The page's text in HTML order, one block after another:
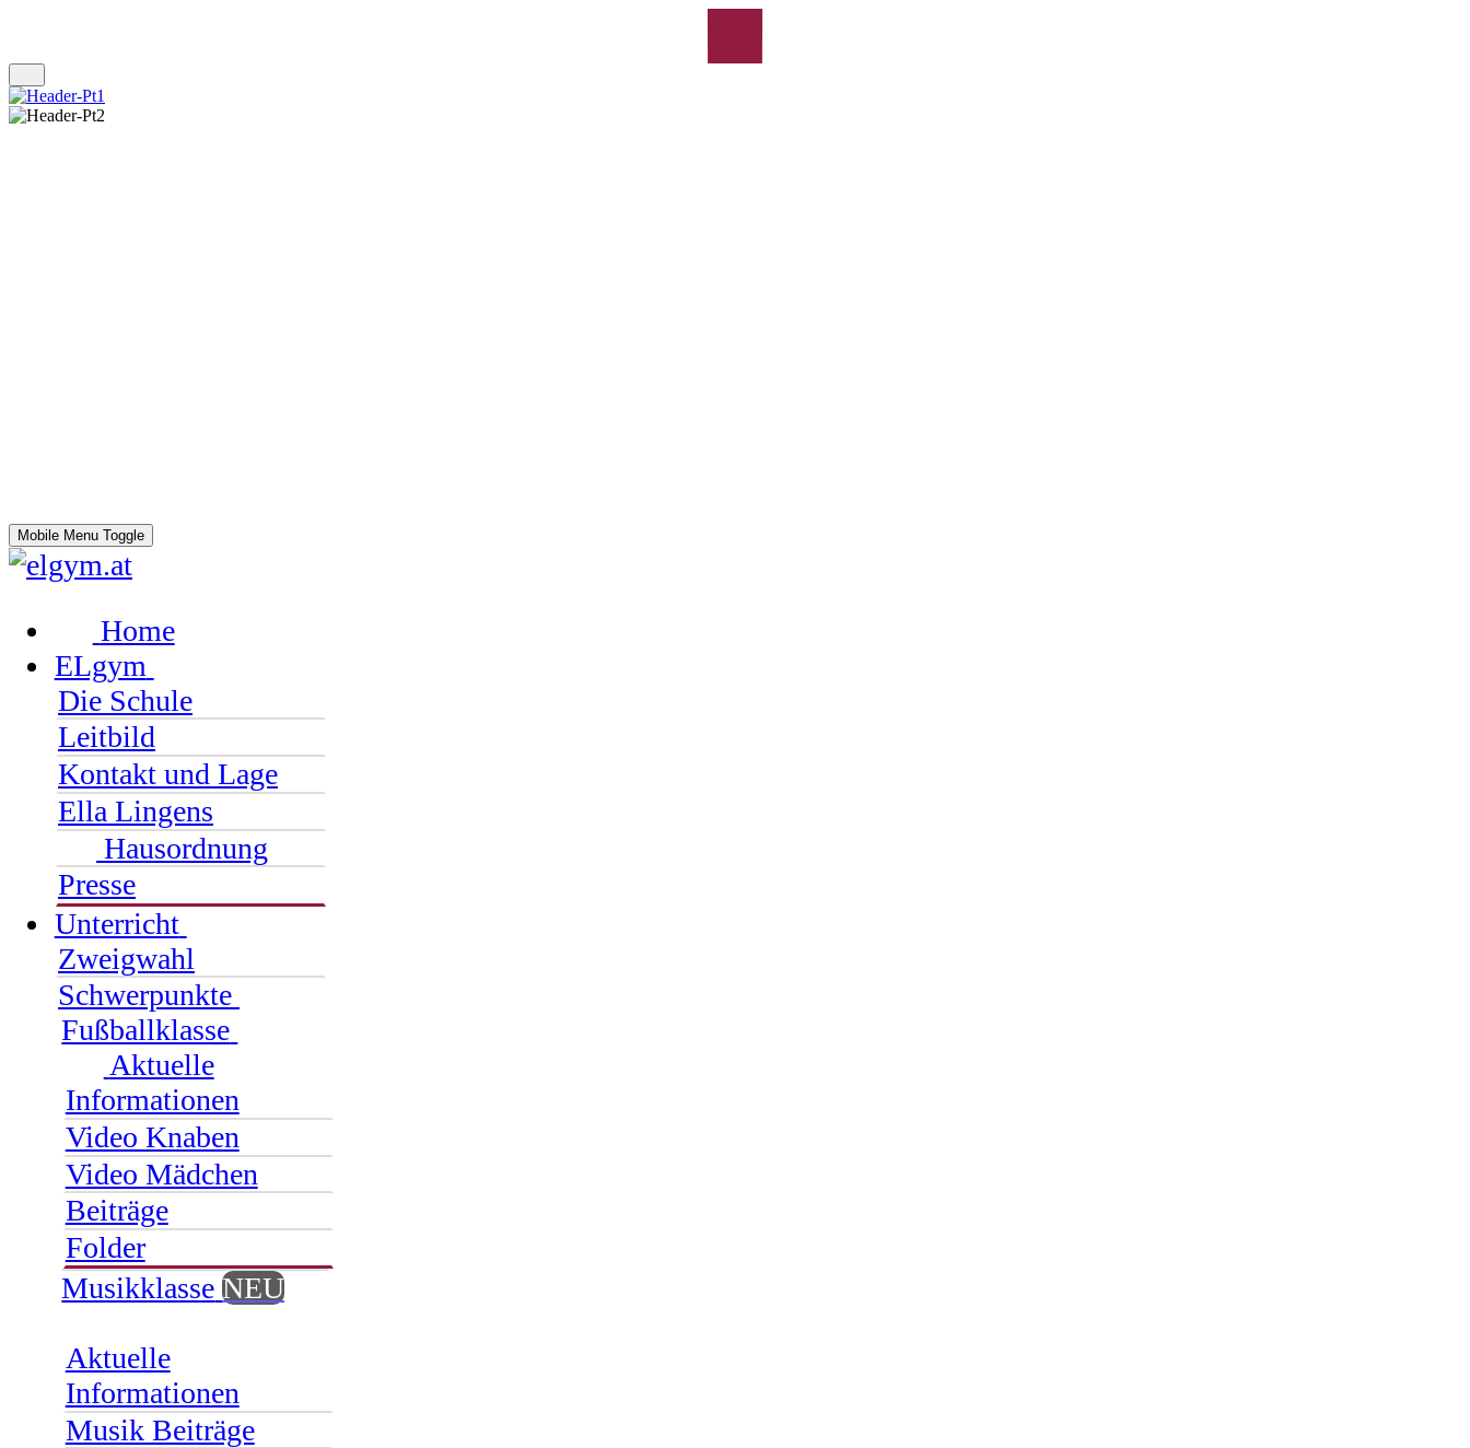
Mobile Menu Toggle
Home
ELgym
Die Schule
Leitbild
Kontakt und Lage
Ella Lingens
Hausordnung
Presse
Unterricht
Zweigwahl
Schwerpunkte
Fußballklasse
Aktuelle
Informationen
Video Knaben
Video Mädchen
Beiträge
Folder
Musikklasse NEU
Aktuelle
Informationen
Musik Beiträge